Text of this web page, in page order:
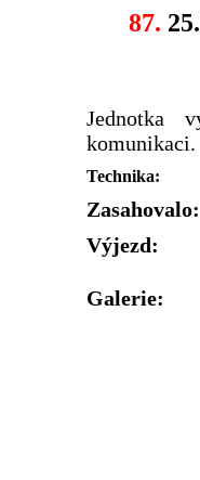
87.
Jednotka
komunikaci.
Technika:
Zasahovalo:
Výjezd:
Galerie: